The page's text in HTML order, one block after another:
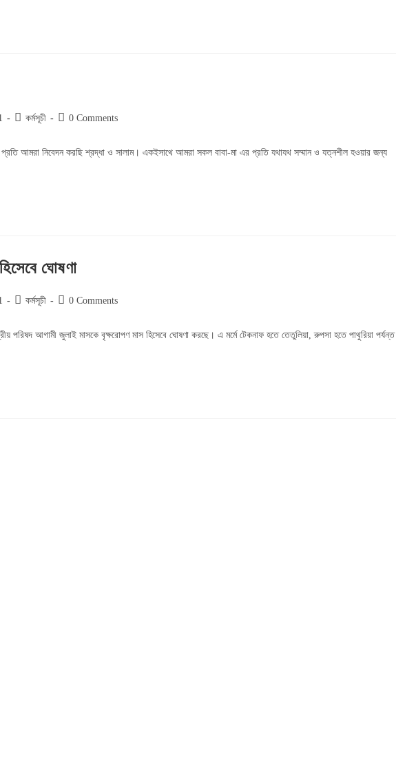
Postকর্মসূচী
Post0 Comments
আমরা নিবেদন করছি শ্রদ্ধা ও সালাম। একইসাথে আমরা সকল বাবা-মা এর প্রতি যথাযথ সম্মান ও যত্নশীল হওয়ার জন্য
ঘোষণা
Postকর্মসূচী
Post0 Comments
পরিষদ আগামী জুলাই মাসকে বৃক্ষরোপণ মাস হিসেবে ঘোষণা করছে। এ মর্মে টেকনাফ হতে তেতুলিয়া, রুপসা হতে পাথুরিয়া পর্যন্ত